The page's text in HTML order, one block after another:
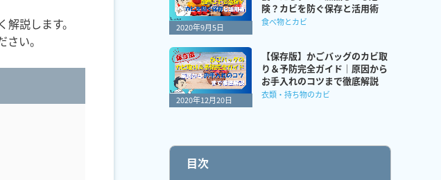
説します。
い。
2020年9月5日
険？カビを防ぐ保存と活用術
食べ物とカビ
2020年12月20日
【保存版】かごバッグのカビ取
り＆予防完全ガイド｜原因から
お手入れのコツまで徹底解説
衣類・持ち物のカビ
目次